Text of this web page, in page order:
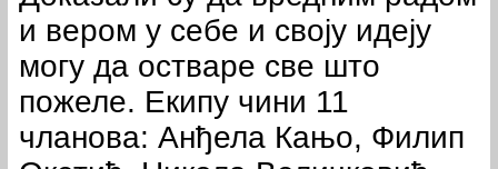
и вером у себе и своју идеју
могу да остваре све што
пожеле. Екипу чини 11
чланова: Анђела Кањо, Филип